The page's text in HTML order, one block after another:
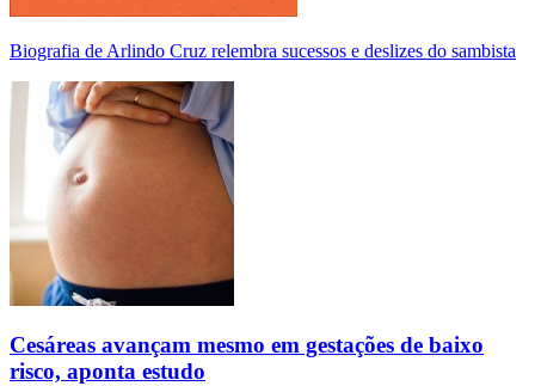
Biografia de Arlindo Cruz relembra sucessos e deslizes do sambista
Cesáreas avançam mesmo em gestações de baixo
risco, aponta estudo